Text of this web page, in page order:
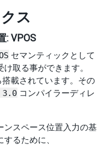
ス
: VPOS
セマンティックとして
取る事ができます。
載されています。その
3.0 コンパイラーディレ
ンスペース位置入力の基
るために、